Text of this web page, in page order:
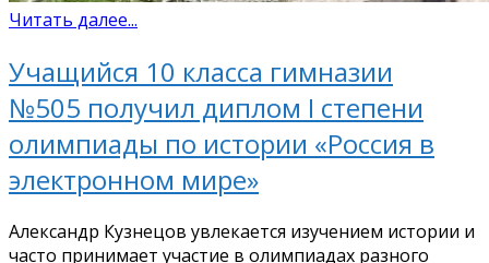
Читать далее...
Учащийся 10 класса гимназии
№505 получил диплом I степени
олимпиады по истории «Россия в
электронном мире»
Александр Кузнецов увлекается изучением истории и
часто принимает участие в олимпиадах разного